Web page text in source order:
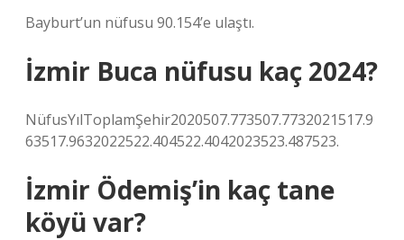
Bayburt’un nüfusu 90.154’e ulaştı.
İzmir Buca nüfusu kaç 2024?
NüfusYılToplamŞehir2020507.773507.7732021517.9
63517.9632022522.404522.4042023523.487523.
İzmir Ödemiş’in kaç tane
köyü var?